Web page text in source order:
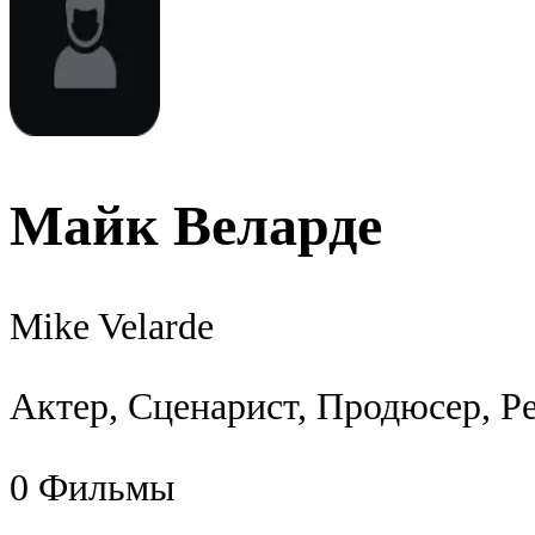
Майк Веларде
Mike Velarde
Актер, Сценарист, Продюсер,
0 Фильмы